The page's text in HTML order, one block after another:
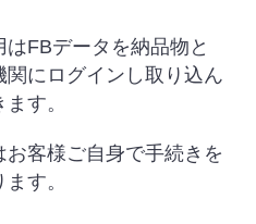
FBデータを納品物と
関にログインし取り込ん
す。
客様ご自身で手続きを
す。